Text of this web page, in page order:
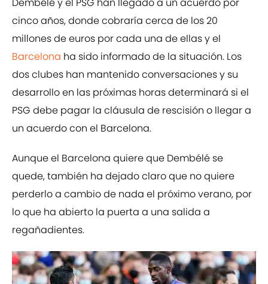
cinco años, donde cobraría cerca de los 20
millones de euros por cada una de ellas y el
Barcelona ha sido informado de la situación. Los
dos clubes han mantenido conversaciones y su
desarrollo en las próximas horas determinará si el
PSG debe pagar la cláusula de rescisión o llegar a
un acuerdo con el Barcelona.
Aunque el Barcelona quiere que Dembélé se
quede, también ha dejado claro que no quiere
perderlo a cambio de nada el próximo verano, por
lo que ha abierto la puerta a una salida a
regañadientes.